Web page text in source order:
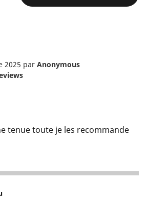
2025 par Anonymous
tenue toute je les recommande